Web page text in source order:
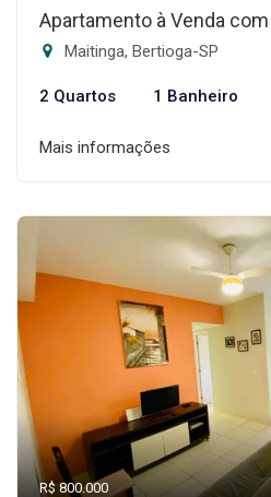
Apartamento à Venda
Maitinga, Bertioga-SP
2 Quartos 1 Banheiro
Mais informações
R$ 800.000